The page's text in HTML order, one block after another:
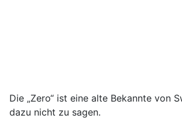
Die „Zero“ ist eine alte Bekannte von
dazu nicht zu sagen.